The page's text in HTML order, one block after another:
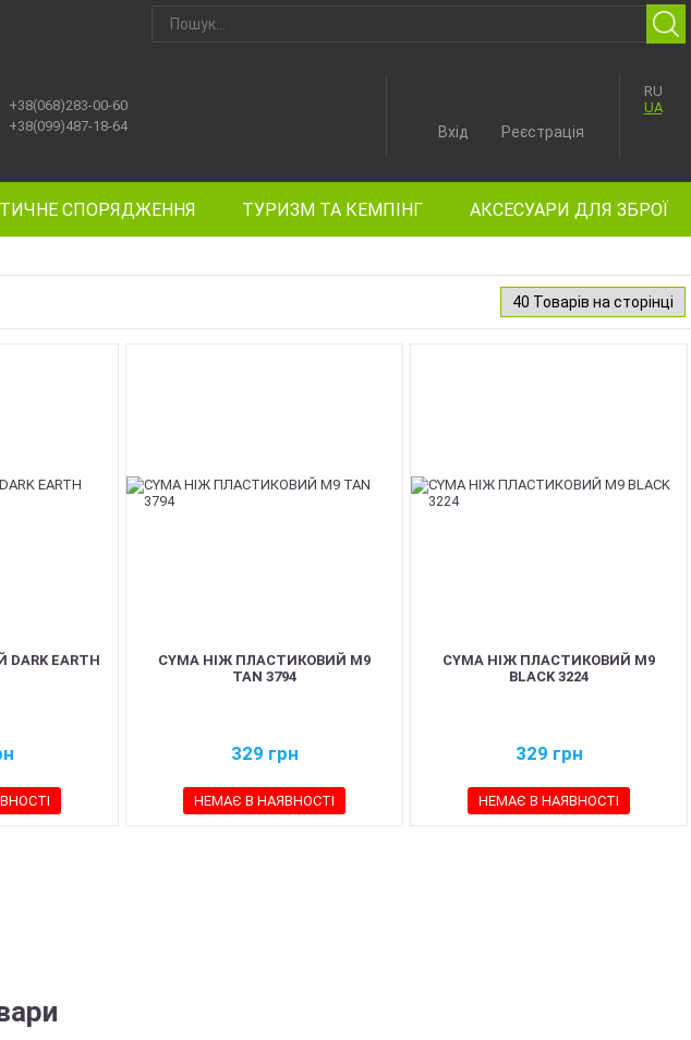
+38(068)283-00-60
+38(099)487-18-64
RU
UA
Вхід Реєстрація
СПОРЯДЖЕННЯ ТУРИЗМ ТА КЕМПІНГ АКСЕСУАРИ ДЛЯ ЗБРОЇ
EARTH
CYMA НІЖ ПЛАСТИКОВИЙ M9
TAN 3794
329 грн
НЕМАЄ В НАЯВНОСТІ
CYMA НІЖ ПЛАСТИКОВИЙ M9
BLACK 3224
329 грн
НЕМАЄ В НАЯВНОСТІ